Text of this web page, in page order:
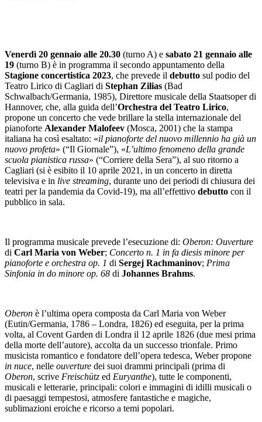
Venerdì 20 gennaio alle 20.30 (turno A) e sabato 21 gennaio alle
19 (turno B) è in programma il secondo appuntamento della
Stagione concertistica 2023, che prevede il debutto sul podio del
Teatro Lirico di Cagliari di Stephan Zilias (Bad
Schwalbach/Germania, 1985), Direttore musicale della Staatsoper di
Hannover, che, alla guida dell’Orchestra del Teatro Lirico,
propone un concerto che vede brillare la stella internazionale del
pianoforte Alexander Malofeev (Mosca, 2001) che la stampa
italiana ha così esaltato: «il pianoforte del nuovo millennio ha già un
nuovo profeta» (“Il Giornale”), «L’ultimo fenomeno della grande
scuola pianistica russa» (“Corriere della Sera”), al suo ritorno a
Cagliari (si è esibito il 10 aprile 2021, in un concerto in diretta
televisiva e in live streaming, durante uno dei periodi di chiusura dei
teatri per la pandemia da Covid-19), ma all’effettivo debutto con il
pubblico in sala.
Il programma musicale prevede l’esecuzione di: Oberon: Ouverture
di Carl Maria von Weber; Concerto n. 1 in fa diesis minore per
pianoforte e orchestra op. 1 di Sergej Rachmaninov; Prima
Sinfonia in do minore op. 68 di Johannes Brahms.
Oberon è l’ultima opera composta da Carl Maria von Weber
(Eutin/Germania, 1786 – Londra, 1826) ed eseguita, per la prima
volta, al Covent Garden di Londra il 12 aprile 1826 (due mesi prima
della morte dell’autore), accolta da un successo trionfale. Primo
musicista romantico e fondatore dell’opera tedesca, Weber propone
in nuce, nelle ouverture dei suoi drammi principali (prima di
Oberon, scrive Freischütz ed Euryanthe), tutte le componenti,
musicali e letterarie, principali: colori e immagini di idilli musicali o
di paesaggi tempestosi, atmosfere fantastiche e magiche,
sublimazioni eroiche e ricorso a temi popolari.